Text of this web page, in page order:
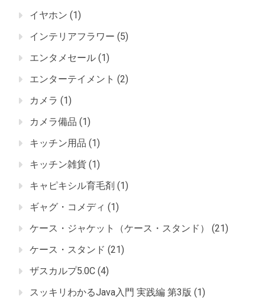
イヤホン (1)
インテリアフラワー (5)
エンタメセール (1)
エンターテイメント (2)
カメラ (1)
カメラ備品 (1)
キッチン用品 (1)
キッチン雑貨 (1)
キャピキシル育毛剤 (1)
ギャグ・コメディ (1)
ケース・ジャケット（ケース・スタンド）
(21)
ケース・スタンド (21)
ザスカルプ5.0C (4)
スッキリわかるJava入門 実践編 第3版 (1)